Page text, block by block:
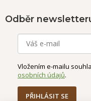
Odběr
Vložením e-mailu
osobních údajů.
PŘIHLÁSIT SE